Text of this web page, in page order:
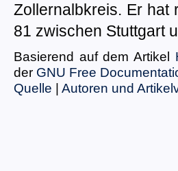
Zollernalbkreis. Er hat
81 zwischen Stuttgart
Basierend auf dem Artikel
der GNU Free
Quelle | Autoren und